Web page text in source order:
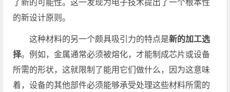
了新的可能性。这一发现为电子技术提出了一个根本性
的新设计原则。
这种材料的另一个颇具吸引力的特点是新的加工选
择。例如，金属通常必须被熔化，才能制成芯片或设备
所需的形状，这就限制了能用它们做什么，因为这意味
着，设备的其他部件必须能够承受处理这些材料所需的